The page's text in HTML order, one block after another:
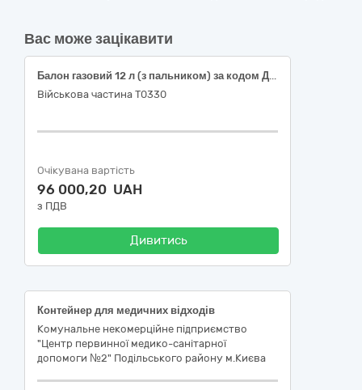
Вас може зацікавити
Балон газовий 12 л (з пальником) за кодом ДК 021:2015 «44610000-9 Цистерни, резервуари, контейнери та посудини високого тиску»
Військова частина Т0330
Очікувана вартість
96 000,20 UAH
з ПДВ
Дивитись
Контейнер для медичних відходів
Комунальне некомерційне підприємство
"Центр первинної медико-санітарної
допомоги №2" Подільського району м.Києва